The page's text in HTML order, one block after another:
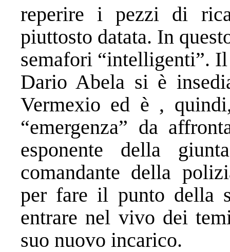
reperire i pezzi di
piuttosto datata. In
semafori “intelligenti”.
Dario Abela si è
Vermexio ed è ,
“emergenza” da
esponente della
comandante della
per fare il punto della
entrare nel vivo dei
suo nuovo incarico.